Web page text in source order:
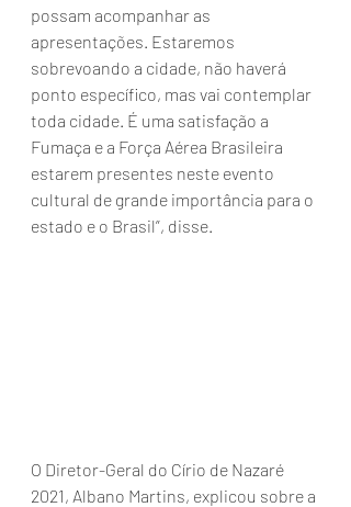
possam acompanhar as
apresentações. Estaremos
sobrevoando a cidade, não haverá
ponto específico, mas vai contemplar
toda cidade. É uma satisfação a
Fumaça e a Força Aérea Brasileira
estarem presentes neste evento
cultural de grande importância para o
estado e o Brasil”, disse.
O Diretor-Geral do Círio de Nazaré
2021, Albano Martins, explicou sobre a